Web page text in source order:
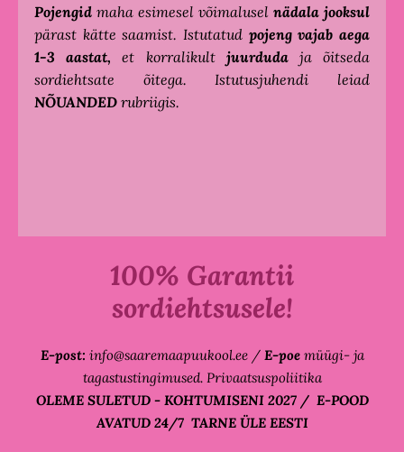
Pojengid maha esimesel võimalusel nädala jooksul
pärast kätte saamist. Istutatud pojeng vajab aega
1-3 aastat,et korralikult juurdudaja õitseda
sordiehtsate õitega. Istutusjuhendi leiad
NÕUANDED rubriigis.
100% Garantii
sordiehtsusele!
E-post: info@saaremaapuukool.ee/ E-poe müügi- ja
tagastustingimused. Privaatsuspoliitika
OLEME SULETUD - KOHTUMISENI 2027 / E-POOD
AVATUD 24/7 TARNE ÜLE EESTI